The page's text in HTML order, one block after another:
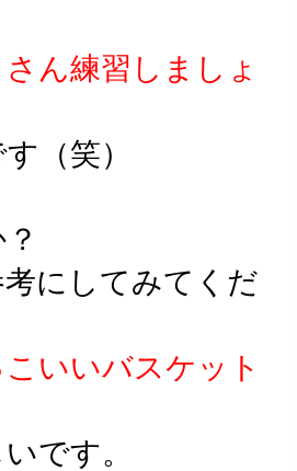
ん練習しましょ
（笑）
にしてみてくだ
いいバスケット
です。